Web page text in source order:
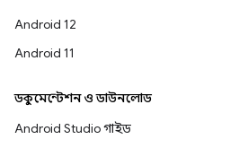
Android 12
Android 11
ডকুমেন্টেশন ও ডাউনলোড
Android Studio গাইড